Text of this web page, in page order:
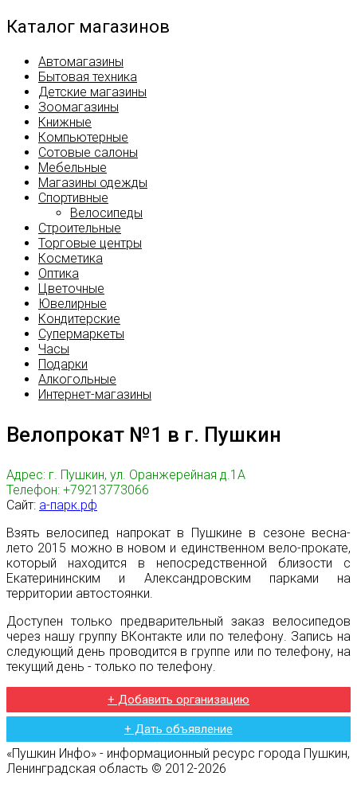
Каталог магазинов
Автомагазины
Бытовая техника
Детские магазины
Зоомагазины
Книжные
Компьютерные
Сотовые салоны
Мебельные
Магазины одежды
Спортивные
Велосипеды
Строительные
Торговые центры
Косметика
Оптика
Цветочные
Ювелирные
Кондитерские
Супермаркеты
Часы
Подарки
Алкогольные
Интернет-магазины
Велопрокат №1 в г. Пушкин
Адрес: г. Пушкин, ул. Оранжерейная д.1А
Телефон: +79213773066
Сайт: а-парк.рф
Взять велосипед напрокат в Пушкине в сезоне весна-
лето 2015 можно в новом и единственном вело-прокате,
который находится в непосредственной близости с
Екатерининским и Александровским парками на
территории автостоянки.
Доступен только предварительный заказ велосипедов
через нашу группу ВКонтакте или по телефону. Запись на
следующий день проводится в группе или по телефону, на
текущий день - только по телефону.
+ Добавить организацию
+ Дать объявление
«Пушкин Инфо» - информационный ресурс города Пушкин,
Ленинградская область © 2012-2026